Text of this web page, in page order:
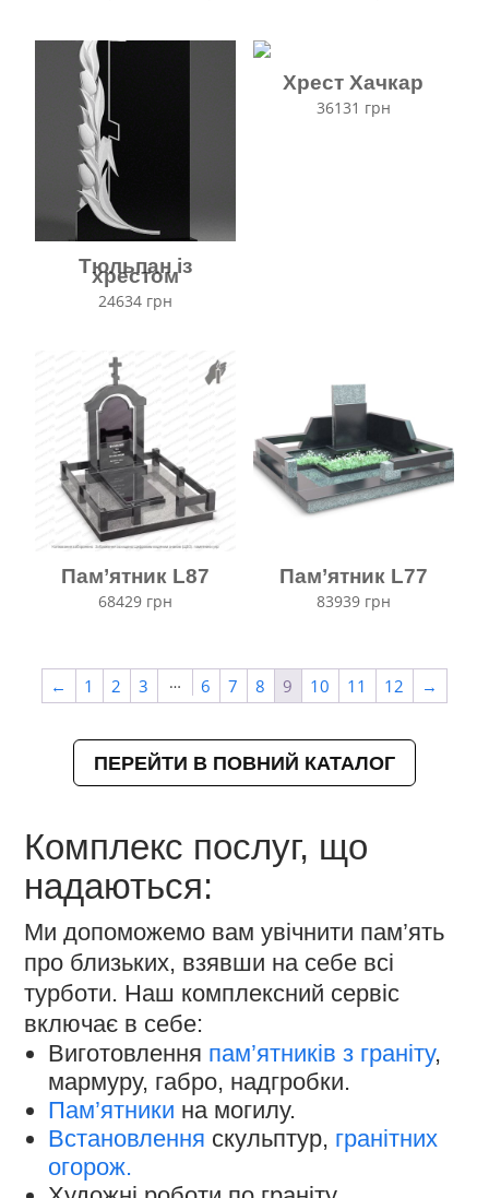
178000 грн
185600 грн
Тюльпан із
хрестом
24634 грн
Хрест Хачкар
36131 грн
Пам’ятник L87
68429 грн
Пам’ятник L77
83939 грн
← 1 2 3 … 6 7 8 9 10 11 12 →
ПЕРЕЙТИ В ПОВНИЙ КАТАЛОГ
Комплекс послуг, що
надаються:
Ми допоможемо вам увічнити пам’ять
про близьких, взявши на себе всі
турботи. Наш комплексний сервіс
включає в себе:
Виготовлення пам’ятників з граніту,
мармуру, габро, надгробки.
Пам’ятники на могилу.
Встановлення скульптур, гранітних
огорож.